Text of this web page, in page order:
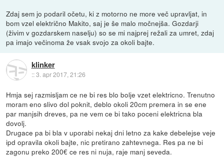
Zdaj sem jo podaril očetu, ki z motorno ne more več upravljat, in
bom vzel električno Makito, saj je še malo močnejša. Gozdarji
(živim v gozdarskem naselju) so se mi najprej režali za umret, zdaj
pa imajo večinoma že vsak svojo za okoli bajte.
klinker
::3. apr 2017, 21:26
Hmja sej razmisljam ce ne bi res blo bolje vzet elektricno. Trenutno
moram eno slivo dol poknit, deblo okoli 20cm premera in se ene
par manjsih dreves, pa ne vem ce bi tako poceni elektricna bla
dovolj.
Drugace pa bi bla v uporabi nekaj dni letno za kake debelejse veje
ipd opravila okoli bajte, nic pretirano zahtevnega. Res pa ne bi
zagonu preko 200€ ce res ni nuja, raje manj seveda.